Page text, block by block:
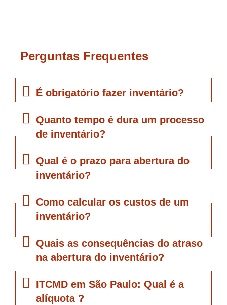
Perguntas Frequentes
É obrigatório fazer inventário?
Quanto tempo é dura um processo
de inventário?
Qual é o prazo para abertura do
inventário?
Como calcular os custos de um
inventário?
Quais as consequências do atraso
na abertura do inventário?
ITCMD em São Paulo: Qual é a
alíquota ?